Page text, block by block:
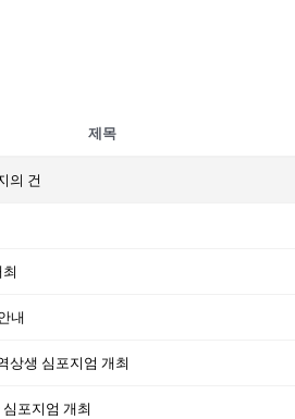
제목
의 건
내
상생 심포지엄 개최
포지엄 개최